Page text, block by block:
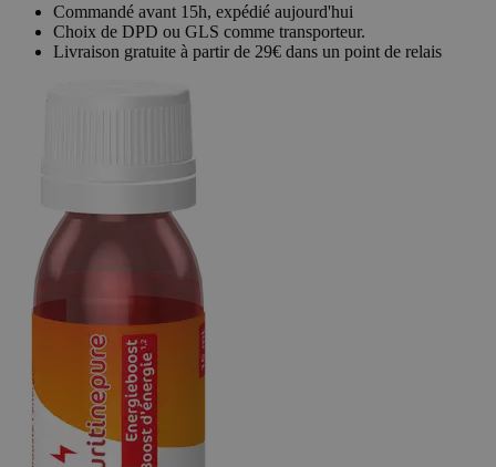
Commandé avant 15h, expédié aujourd'hui
Choix de DPD ou GLS comme transporteur.
Livraison gratuite à partir de 29€ dans un point de relais